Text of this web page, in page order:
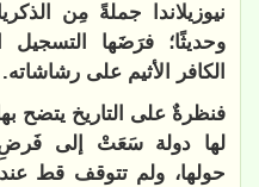
نيوزيلاندا جملةً مِن
وحديثًا؛ فرَضَها التسجيل
الكافر الأثيم على رشاشاته.
فنظرةٌ على التاريخ يتضح
لها دولة سَعَتْ إلى فَرضِ
حولها، ولم تتوقف قط عند